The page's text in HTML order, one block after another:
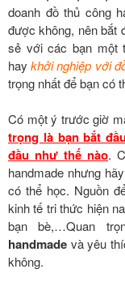
doanh đồ thủ công
được không, nên bắt
sẻ với các bạn một
haykhởi nghiệp với
trọng nhất để bạn có
Có một ý trước giờ
trọng là bạn bắt
đầu như thế nào.
handmade nhưng
có thể học. Nguồn
kinh tế tri thức hiện
bạn bè,…Quan
handmade và yêu
không.